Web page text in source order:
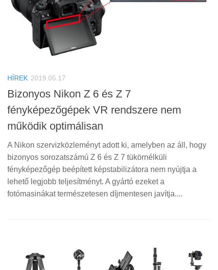
HÍREK 2019.05.17
Bizonyos Nikon Z 6 és Z 7
fényképezőgépek VR rendszere nem
működik optimálisan
A Nikon szervizközleményt adott ki, amelyben az áll, hogy
bizonyos sorozatszámú Z 6 és Z 7 tükörnélküli
fényképezőgép beépített képstabilizátora nem nyújtja a
lehető legjobb teljesítményt. A gyártó ezeket a
fotómasinákat természetesen díjmentesen javítja....